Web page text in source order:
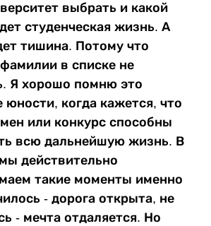
выбрать и какой
студенческая жизнь. А
тишина. Потому что
в списке не
Я хорошо помню это
когда кажется, что
или конкурс способны
всю дальнейшую жизнь. В
действительно
такие моменты именно
- дорога открыта, не
- мечта отдаляется. Но